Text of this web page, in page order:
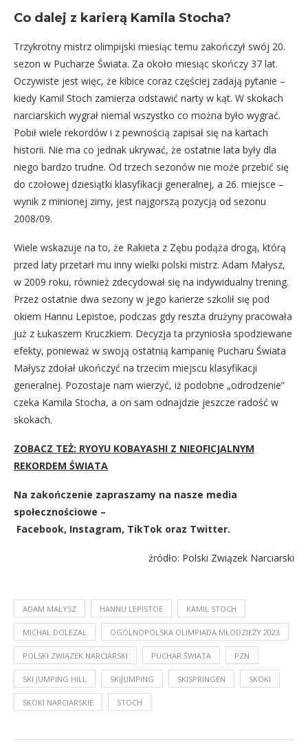
Co dalej z karierą Kamila Stocha?
Trzykrotny mistrz olimpijski miesiąc temu zakończył swój 20.
sezon w Pucharze Świata. Za około miesiąc skończy 37 lat.
Oczywiste jest więc, że kibice coraz częściej zadają pytanie –
kiedy Kamil Stoch zamierza odstawić narty w kąt. W skokach
narciarskich wygrał niemal wszystko co można było wygrać.
Pobił wiele rekordów i z pewnością zapisał się na kartach
historii. Nie ma co jednak ukrywać, że ostatnie lata były dla
niego bardzo trudne. Od trzech sezonów nie może przebić się
do czołowej dziesiątki klasyfikacji generalnej, a 26. miejsce –
wynik z minionej zimy, jest najgorszą pozycją od sezonu
2008/09.
Wiele wskazuje na to, że Rakieta z Zębu podąża drogą, którą
przed laty przetarł mu inny wielki polski mistrz. Adam Małysz,
w 2009 roku, również zdecydował się na indywidualny trening.
Przez ostatnie dwa sezony w jego karierze szkolił się pod
okiem Hannu Lepistoe, podczas gdy reszta drużyny pracowała
już z Łukaszem Kruczkiem. Decyzja ta przyniosła spodziewane
efekty, ponieważ w swoją ostatnią kampanię Pucharu Świata
Małysz zdołał ukończyć na trzecim miejscu klasyfikacji
generalnej. Pozostaje nam wierzyć, iż podobne „odrodzenie”
czeka Kamila Stocha, a on sam odnajdzie jeszcze radość w
skokach.
ZOBACZ TEŻ: RYOYU KOBAYASHI Z NIEOFICJALNYM
REKORDEM ŚWIATA
Na zakończenie zapraszamy na nasze media
społecznościowe –
Facebook, Instagram, TikTok oraz Twitter.
źródło: Polski Związek Narciarski
ADAM MAŁYSZ HANNU LEPISTOE KAMIL STOCH
MICHAL DOLEZAL OGÓLNOPOLSKA OLIMPIADA MŁODZIEŻY 2023
POLSKI ZWIĄZEK NARCIARSKI PUCHAR ŚWIATA PZN
SKI JUMPING HILL SKIJUMPING SKISPRINGEN SKOKI
SKOKI NARCIARSKIE STOCH